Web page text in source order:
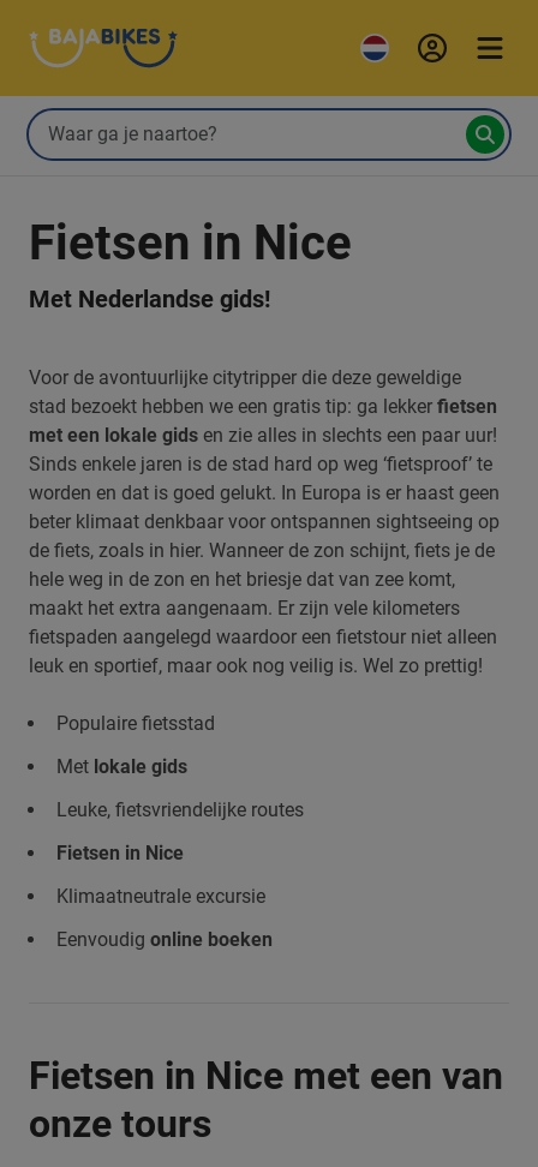
Fietsen in Nice
Met Nederlandse gids!
Voor de avontuurlijke citytripper die deze geweldige
stad bezoekt hebben we een gratis tip: ga lekker fietsen
met een lokale gids en zie alles in slechts een paar uur!
Sinds enkele jaren is de stad hard op weg ‘fietsproof’ te
worden en dat is goed gelukt. In Europa is er haast geen
beter klimaat denkbaar voor ontspannen sightseeing op
de fiets, zoals in hier. Wanneer de zon schijnt, fiets je de
hele weg in de zon en het briesje dat van zee komt,
maakt het extra aangenaam. Er zijn vele kilometers
fietspaden aangelegd waardoor een fietstour niet alleen
leuk en sportief, maar ook nog veilig is. Wel zo prettig!
Populaire fietsstad
Met lokale gids
Leuke, fietsvriendelijke routes
Fietsen in Nice
Klimaatneutrale excursie
Eenvoudig online boeken
Fietsen in Nice met een van
onze tours